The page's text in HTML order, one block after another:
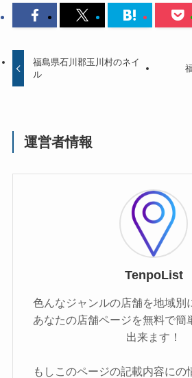
福島県石川郡玉川村のネイ
ル
運営者情報
TenpoList
色んなジャンルの店舗を地域別
あなたの店舗ページを無料で簡
出来ます！
もしこのページの記載内容にの